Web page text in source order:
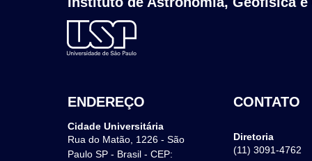
ENDEREÇO
Cidade Universitária
Rua do Matão, 1226 - São
Paulo SP - Brasil - CEP:
CONTATO
Diretoria
(11) 3091-4762